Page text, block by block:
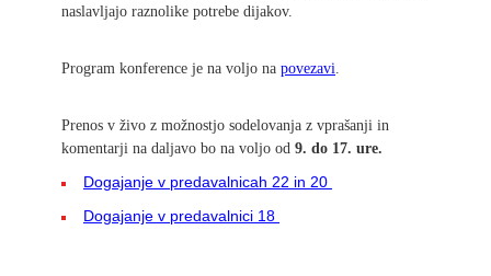
naslavljajo raznolike potrebe dijakov.
Program konference je na voljo na povezavi.
Prenos v živo z možnostjo sodelovanja z vprašanji in
komentarji na daljavo bo na voljo od 9. do 17. ure.
Dogajanje v predavalnicah 22 in 20
Dogajanje v predavalnici 18